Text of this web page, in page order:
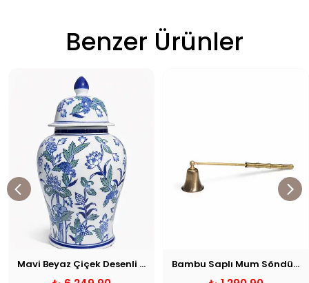
Benzer Ürünler
Mavi Beyaz Çiçek Desenli Şah Küp 26x42cm Bambu Saplı Mum Söndürücü